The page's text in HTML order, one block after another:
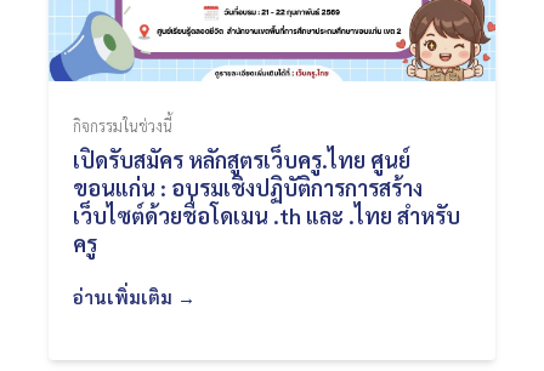
กิจกรรมในช่วงนี้
เปิดรับสมัคร หลักสูตรเว็บครู.ไทย ศูนย์
ขอนแก่น : อบรมเชิงปฏิบัติการการสร้าง
เว็บไซต์ด้วยชื่อโดเมน .th และ .ไทย สำหรับ
ครู
อ่านเพิ่มเติม →